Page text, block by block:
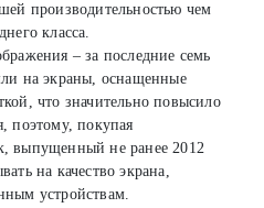
производительностью чем
класса.
– за последние семь
на экраны, оснащенные
что значительно повысило
поэтому, покупая
выпущенный не ранее 2012
на качество экрана,
устройствам.